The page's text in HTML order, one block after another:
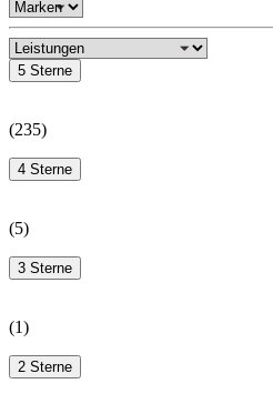
5 Sterne
(235)
4 Sterne
(5)
3 Sterne
(1)
2 Sterne